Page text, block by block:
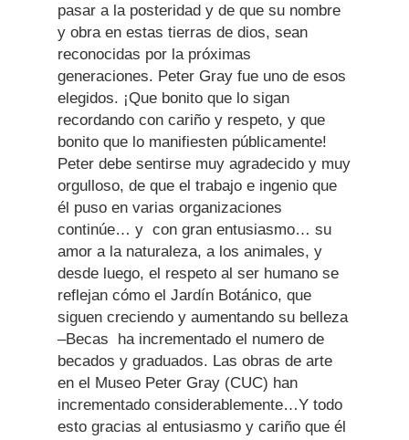
pasar a la posteridad y de que su nombre
y obra en estas tierras de dios, sean
reconocidas por la próximas
generaciones. Peter Gray fue uno de esos
elegidos. ¡Que bonito que lo sigan
recordando con cariño y respeto, y que
bonito que lo manifiesten públicamente!
Peter debe sentirse muy agradecido y muy
orgulloso, de que el trabajo e ingenio que
él puso en varias organizaciones
continúe… y con gran entusiasmo… su
amor a la naturaleza, a los animales, y
desde luego, el respeto al ser humano se
reflejan cómo el Jardín Botánico, que
siguen creciendo y aumentando su belleza
–Becas ha incrementado el numero de
becados y graduados. Las obras de arte
en el Museo Peter Gray (CUC) han
incrementado considerablemente…Y todo
esto gracias al entusiasmo y cariño que él